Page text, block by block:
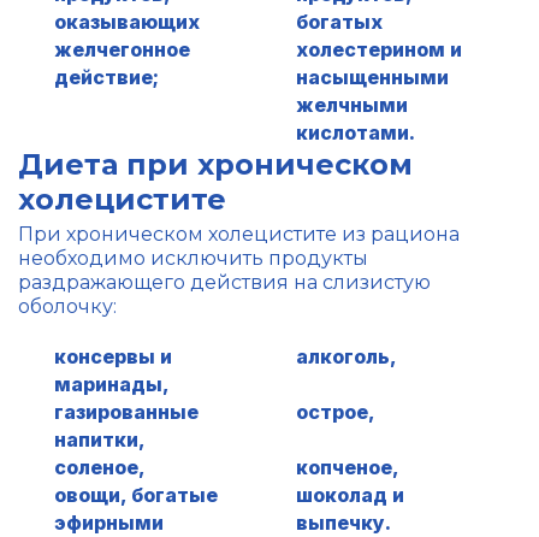
оказывающих
желчегонное
действие;
богатых
холестерином и
насыщенными
желчными
кислотами.
Диета при хроническом
холецистите
При хроническом холецистите из рациона
необходимо исключить продукты
раздражающего действия на слизистую
оболочку:
консервы и
маринады,
алкоголь,
газированные
напитки,
острое,
соленое,
копченое,
овощи, богатые
эфирными
шоколад и
выпечку.